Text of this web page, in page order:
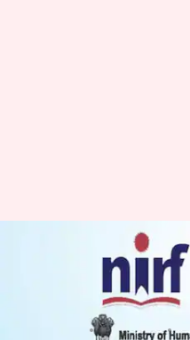
NIRF रैंकिंग
यूनिवर्सिटी की
ने मारी बाजी,
Apr 09, 2019